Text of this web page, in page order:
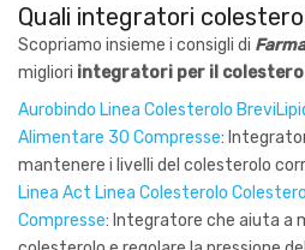
Quali integratori
Scopriamo insieme i consigli di
migliori integratori per il
Aurobindo Linea Colesterolo
Alimentare 30 Compresse:
mantenere i livelli del colesterolo
Linea Act Linea Colesterolo
Compresse: Integratore che aiuta a